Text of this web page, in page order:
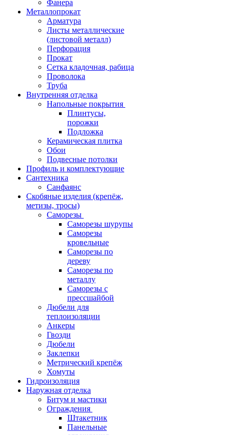
Фанера
Металлопрокат
Арматура
Листы металлические
(листовой металл)
Перфорация
Прокат
Сетка кладочная, рабица
Проволока
Труба
Внутренняя отделка
Напольные покрытия
Плинтусы,
порожки
Подложка
Керамическая плитка
Обои
Подвесные потолки
Профиль и комплектующие
Сантехника
Санфаянс
Скобяные изделия (крепёж,
метизы, тросы)
Саморезы
Саморезы шурупы
Саморезы
кровельные
Саморезы по
дереву
Саморезы по
металлу
Саморезы с
прессшайбой
Дюбели для
теплоизоляции
Анкеры
Гвозди
Дюбели
Заклепки
Метрический крепёж
Хомуты
Гидроизоляция
Наружная отделка
Битум и мастики
Ограждения
Штакетник
Панельные